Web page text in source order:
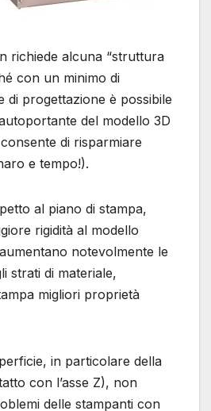
richiede alcuna “struttura
con un minimo di
di progettazione è possibile
del modello 3D
di risparmiare
e tempo!).
al piano di stampa,
rigidità al modello
notevolmente le
strati di materiale,
migliori proprietà
in particolare della
con l’asse Z), non
delle stampanti con